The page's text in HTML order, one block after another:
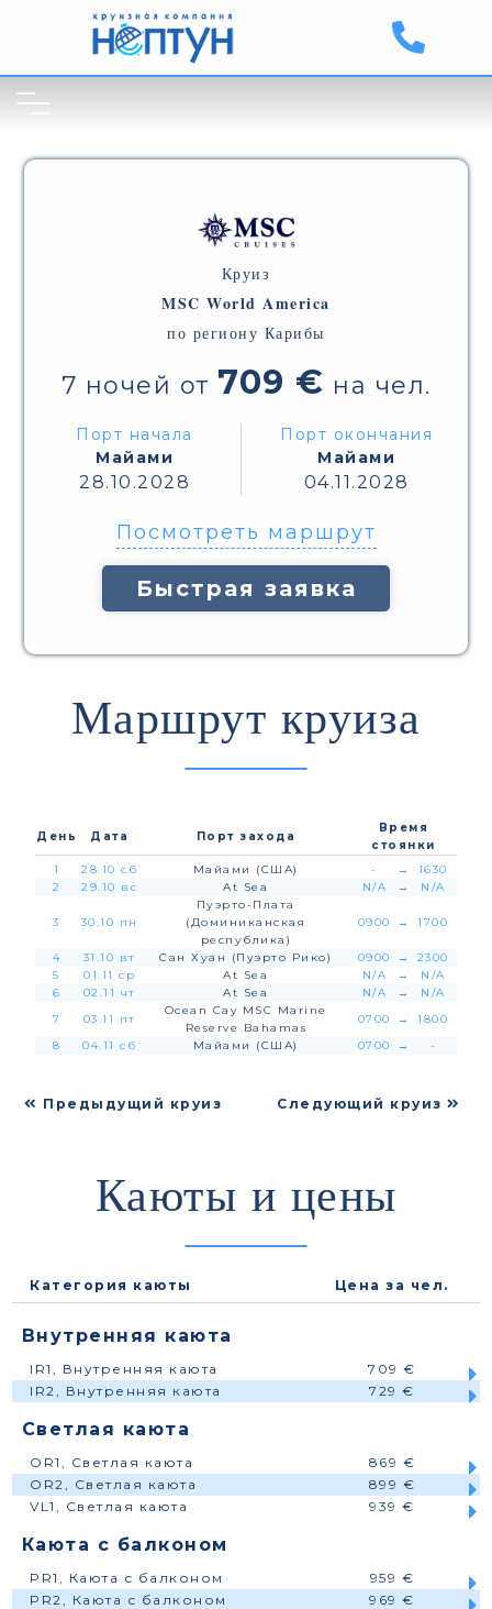
Круиз
MSC World America
по региону Карибы
7 ночей от 709 € на чел.
Порт начала
Майами
28.10.2028
Порт окончания
Майами
04.11.2028
Посмотреть маршрут
Быстрая заявка
Маршрут круиза
День Дата Порт захода
Время
стоянки
1
28.10 сб Майами (США) - →
1630
2
29.10 вс At Sea N/A → N/A
3 30.10 пн
Пуэрто-Плата
(Доминиканская
республика)
0900 → 1700
4 31.10 вт Сан Хуан (Пуэрто Рико) 0900 →
2300
5
01.11 ср At Sea N/A →
N/A
6
02.11 чт At Sea N/A →
N/A
7
03.11 пт
Ocean Cay MSC Marine
Reserve Bahamas
0700 →
1800
8
04.11 сб Майами (США) 0700 → -
Предыдущий круиз Следующий круиз
Каюты и цены
Категория каюты Цена за чел.
Внутренняя каюта
IR1, Внутренняя каюта
709 €
IR2, Внутренняя каюта
729 €
Светлая каюта
OR1, Светлая каюта
869 €
OR2, Светлая каюта
899 €
VL1, Светлая каюта
939 €
Каюта с балконом
PR1, Каюта с балконом
959 €
PR2, Каюта с балконом
969 €